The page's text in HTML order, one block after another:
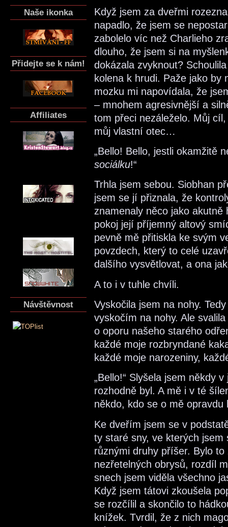
Naše ikonka
Přidejte se k nám!
Affiliates
Návštěvnost
Když jsem za dveřmi
napadlo, že jsem se
zabolelo víc než Charlieho
dlouho, že jsem si na
dokázala zvyknout?
kolena k hrudi. Paže jako by
mozku mi napovídala, že
– mnohem agresivnější a
tom přeci nezáleželo. Můj
můj vlastní otec…
„Bello! Bello, jestli okamžitě
sociálku!“
Trhla jsem sebou. Siobhan
jsem se jí přiznala, že
znamenaly něco jako
pokoj její příjemný altový
pevně mě přitiskla ke svým
povzdech, který to celé
dalšího vysvětlovat, a ona
A to i v tuhle chvíli.
Vyskočila jsem na nohy.
vyskočím na nohy. Ale
o oporu našeho starého
každé moje rozbryndané
každé moje narozeniny,
„Bello!“ Slyšela jsem někdy
rozhodně byl. A mě i v té
někdo, kdo se o mě
Ke dveřím jsem se v
ty staré sny, ve kterých
různými druhy příšer. Bylo
nezřetelných obrysů, rozdíl
snech jsem viděla všechno
Když jsem tátovi zkoušela
se rozčílil a skončilo to
knížek. Tvrdil, že z nich